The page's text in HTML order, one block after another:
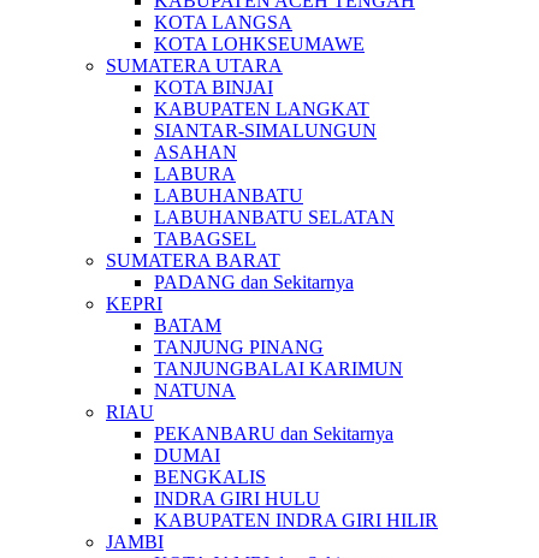
KOTA LANGSA
KOTA LOHKSEUMAWE
SUMATERA UTARA
KOTA BINJAI
KABUPATEN LANGKAT
SIANTAR-SIMALUNGUN
ASAHAN
LABURA
LABUHANBATU
LABUHANBATU SELATAN
TABAGSEL
SUMATERA BARAT
PADANG dan Sekitarnya
KEPRI
BATAM
TANJUNG PINANG
TANJUNGBALAI KARIMUN
NATUNA
RIAU
PEKANBARU dan Sekitarnya
DUMAI
BENGKALIS
INDRA GIRI HULU
KABUPATEN INDRA GIRI HILIR
JAMBI